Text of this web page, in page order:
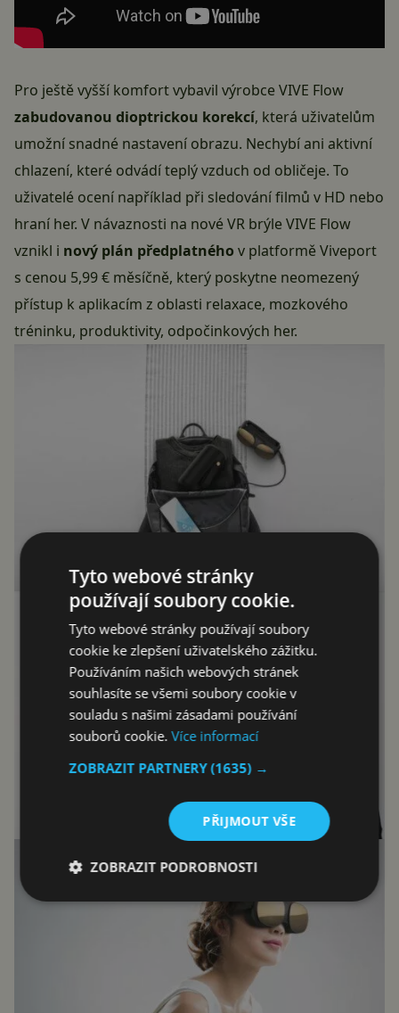
Pro ještě vyšší komfort vybavil výrobce VIVE Flow
zabudovanou dioptrickou korekcí, která uživatelům
umožní snadné nastavení obrazu. Nechybí ani aktivní
chlazení, které odvádí teplý vzduch od obličeje. To
uživatelé ocení například při sledování filmů v HD nebo
hraní her. V návaznosti na nové VR brýle VIVE Flow
vznikl i nový plán předplatného v platformě Viveport
s cenou 5,99 € měsíčně, který poskytne neomezený
přístup k aplikacím z oblasti relaxace, mozkového
tréninku, produktivity, odpočinkových her.
Tyto webové stránky
používají soubory cookie.
Tyto webové stránky používají soubory
cookie ke zlepšení uživatelského zážitku.
Používáním našich webových stránek
souhlasíte se všemi soubory cookie v
souladu s našimi zásadami používání
souborů cookie.Více informací
ZOBRAZIT PARTNERY(1635) →
PŘIJMOUT VŠE
ZOBRAZIT PODROBNOSTI